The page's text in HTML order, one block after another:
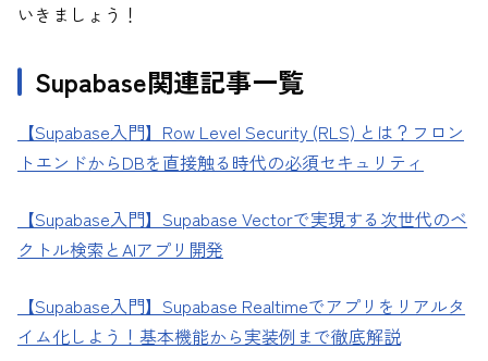
いきましょう！
Supabase関連記事一覧
【Supabase入門】Row Level Security (RLS) とは？フロン
トエンドからDBを直接触る時代の必須セキュリティ
【Supabase入門】Supabase Vectorで実現する次世代のベ
クトル検索とAIアプリ開発
【Supabase入門】Supabase Realtimeでアプリをリアルタ
イム化しよう！基本機能から実装例まで徹底解説